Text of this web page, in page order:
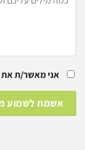
אני מאשר/ת את